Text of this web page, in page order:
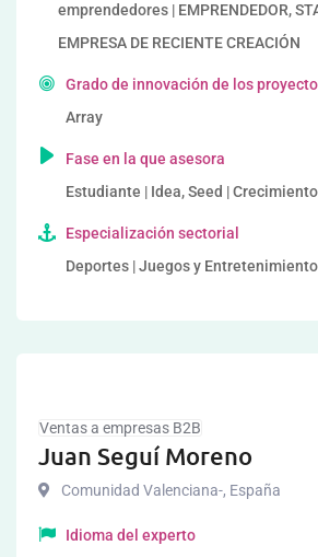
emprendedores | EMPRENDEDOR,
EMPRESA DE RECIENTE CREACIÓN
Grado de innovación de los
Array
Fase en la que asesora
Estudiante | Idea, Seed | Crecimiento
Especialización sectorial
Deportes | Juegos y Entretenimiento
Ventas a empresas B2B
Juan Seguí Moreno
Comunidad Valenciana-, España
Idioma del experto